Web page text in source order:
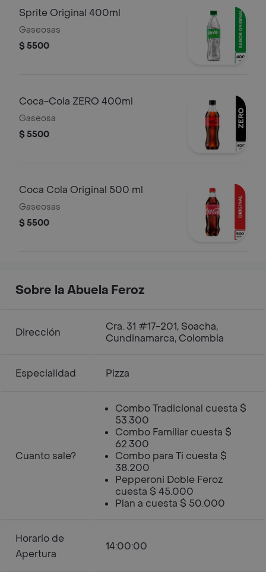
Sprite Original 400ml
Gaseosas
$ 5500
Coca-Cola ZERO 400ml
Gaseosa
$ 5500
Coca Cola Original 500 ml
Gaseosas
$ 5500
Sobre la Abuela Feroz
Dirección
Cra. 31 #17-201, Soacha,
Cundinamarca, Colombia
Especialidad Pizza
Cuanto sale?
Combo Tradicional cuesta $
53.300
Combo Familiar cuesta $
62.300
Combo para Ti cuesta $
38.200
Pepperoni Doble Feroz
cuesta $ 45.000
Plan a cuesta $ 50.000
Horario de
Apertura
14:00:00